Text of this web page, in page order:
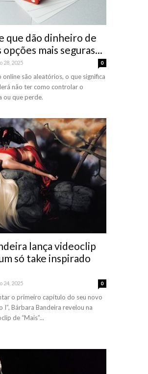
que dão dinheiro de
mais seguras...
28, 2025 0
online são aleatórios, o que significa
não ter como controlar o
ou que perde.
lança videoclip
só take inspirado
24, 2025 0
o primeiro capítulo do seu novo
I”, Bárbara Bandeira revelou na
de “Mais”...